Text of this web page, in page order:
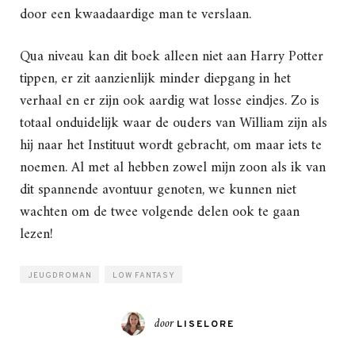
door een kwaadaardige man te verslaan.
Qua niveau kan dit boek alleen niet aan Harry Potter
tippen, er zit aanzienlijk minder diepgang in het
verhaal en er zijn ook aardig wat losse eindjes. Zo is
totaal onduidelijk waar de ouders van William zijn als
hij naar het Instituut wordt gebracht, om maar iets te
noemen. Al met al hebben zowel mijn zoon als ik van
dit spannende avontuur genoten, we kunnen niet
wachten om de twee volgende delen ook te gaan
lezen!
JEUGDROMAN LOW FANTASY
door LISELORE